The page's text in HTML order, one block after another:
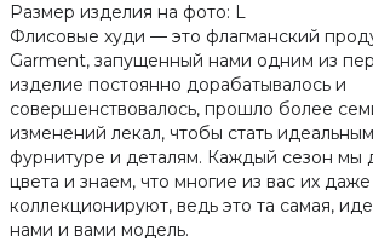
Размер изделия на фото: L
Флисовые худи — это флагманский
Garment, запущенный нами одним из
изделие постоянно дорабатывалось и
совершенствовалось, прошло более
изменений лекал, чтобы стать
фурнитуре и деталям. Каждый сезон мы
цвета и знаем, что многие из вас их даже
коллекционируют, ведь это та самая,
нами и вами модель.